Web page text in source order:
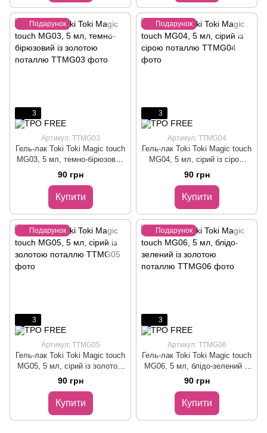
Подарунок
3
Артикул: TTMG03
Гель-лак Toki Toki Magic touch
MG03, 5 мл, темно-бірюзовий
із золотою поталлю
90 грн
Купити
Подарунок
3
Артикул: TTMG04
Гель-лак Toki Toki Magic touch
MG04, 5 мл, сірий із сірою
поталлю
90 грн
Купити
Подарунок
3
Артикул: TTMG05
Гель-лак Toki Toki Magic touch
MG05, 5 мл, сірий із золотою
поталлю
90 грн
Купити
Подарунок
3
Артикул: TTMG06
Гель-лак Toki Toki Magic touch
MG06, 5 мл, блідо-зелений із
золотою поталлю
90 грн
Купити